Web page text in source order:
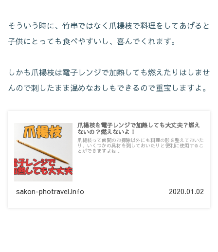
そういう時に、竹串ではなく爪楊枝で料理をしてあげると
子供にとっても食べやすいし、喜んでくれます。
しかも爪楊枝は電子レンジで加熱しても燃えたりはしませ
んので刺したまま温めなおしもできるので重宝しますよ。
爪楊枝を電子レンジで加熱しても大丈夫？燃え
ないの？燃えないよ！
爪楊枝って歯間のお掃除以外にも料理の形を整えておいた
り、いくつかの具材を刺しておいたりと便利に使用するこ
とができますよね...
sakon-photravel.info 2020.01.02